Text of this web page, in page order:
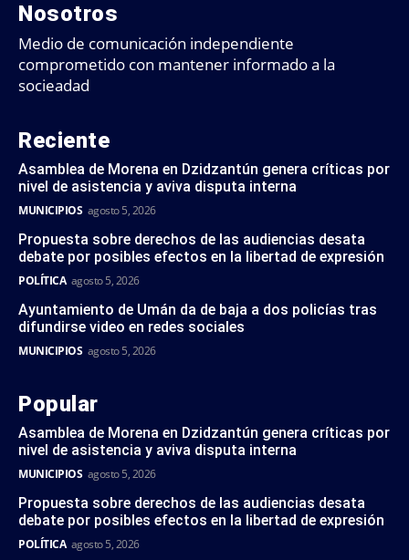
Nosotros
Medio de comunicación independiente
comprometido con mantener informado a la
socieadad
Reciente
Asamblea de Morena en Dzidzantún genera críticas por
nivel de asistencia y aviva disputa interna
MUNICIPIOS agosto 5, 2026
Propuesta sobre derechos de las audiencias desata
debate por posibles efectos en la libertad de expresión
POLÍTICA agosto 5, 2026
Ayuntamiento de Umán da de baja a dos policías tras
difundirse video en redes sociales
MUNICIPIOS agosto 5, 2026
Popular
Asamblea de Morena en Dzidzantún genera críticas por
nivel de asistencia y aviva disputa interna
MUNICIPIOS agosto 5, 2026
Propuesta sobre derechos de las audiencias desata
debate por posibles efectos en la libertad de expresión
POLÍTICA agosto 5, 2026